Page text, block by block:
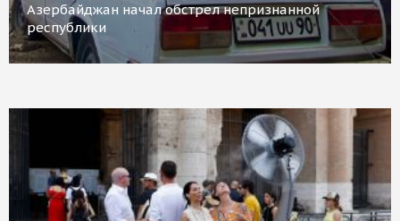
Азербайджан начал обстрел непризнанной
республики